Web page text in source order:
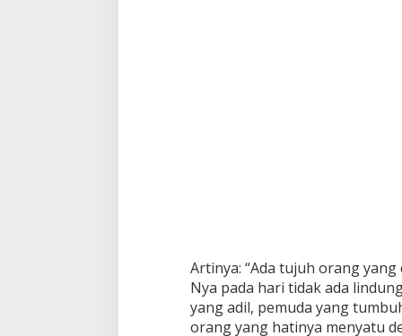
Artinya: “Ada tujuh orang
Nya pada hari tidak ada
yang adil, pemuda yang
orang yang hatinya menyatu